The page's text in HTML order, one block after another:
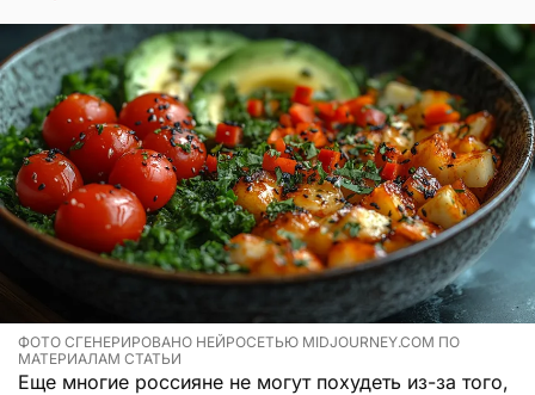
ФОТО СГЕНЕРИРОВАНО НЕЙРОСЕТЬЮ MIDJOURNEY.COM ПО
МАТЕРИАЛАМ СТАТЬИ
Еще многие россияне не могут похудеть из-за того,